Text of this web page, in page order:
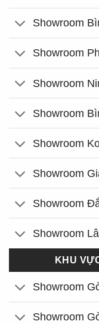
Showroom
Showroom
Showroom
Showroom
Showroom
Showroom
Showroom
Showroom
KHU
Showroom
Showroom